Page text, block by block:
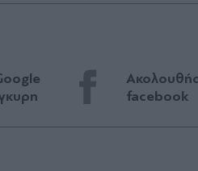
facebook